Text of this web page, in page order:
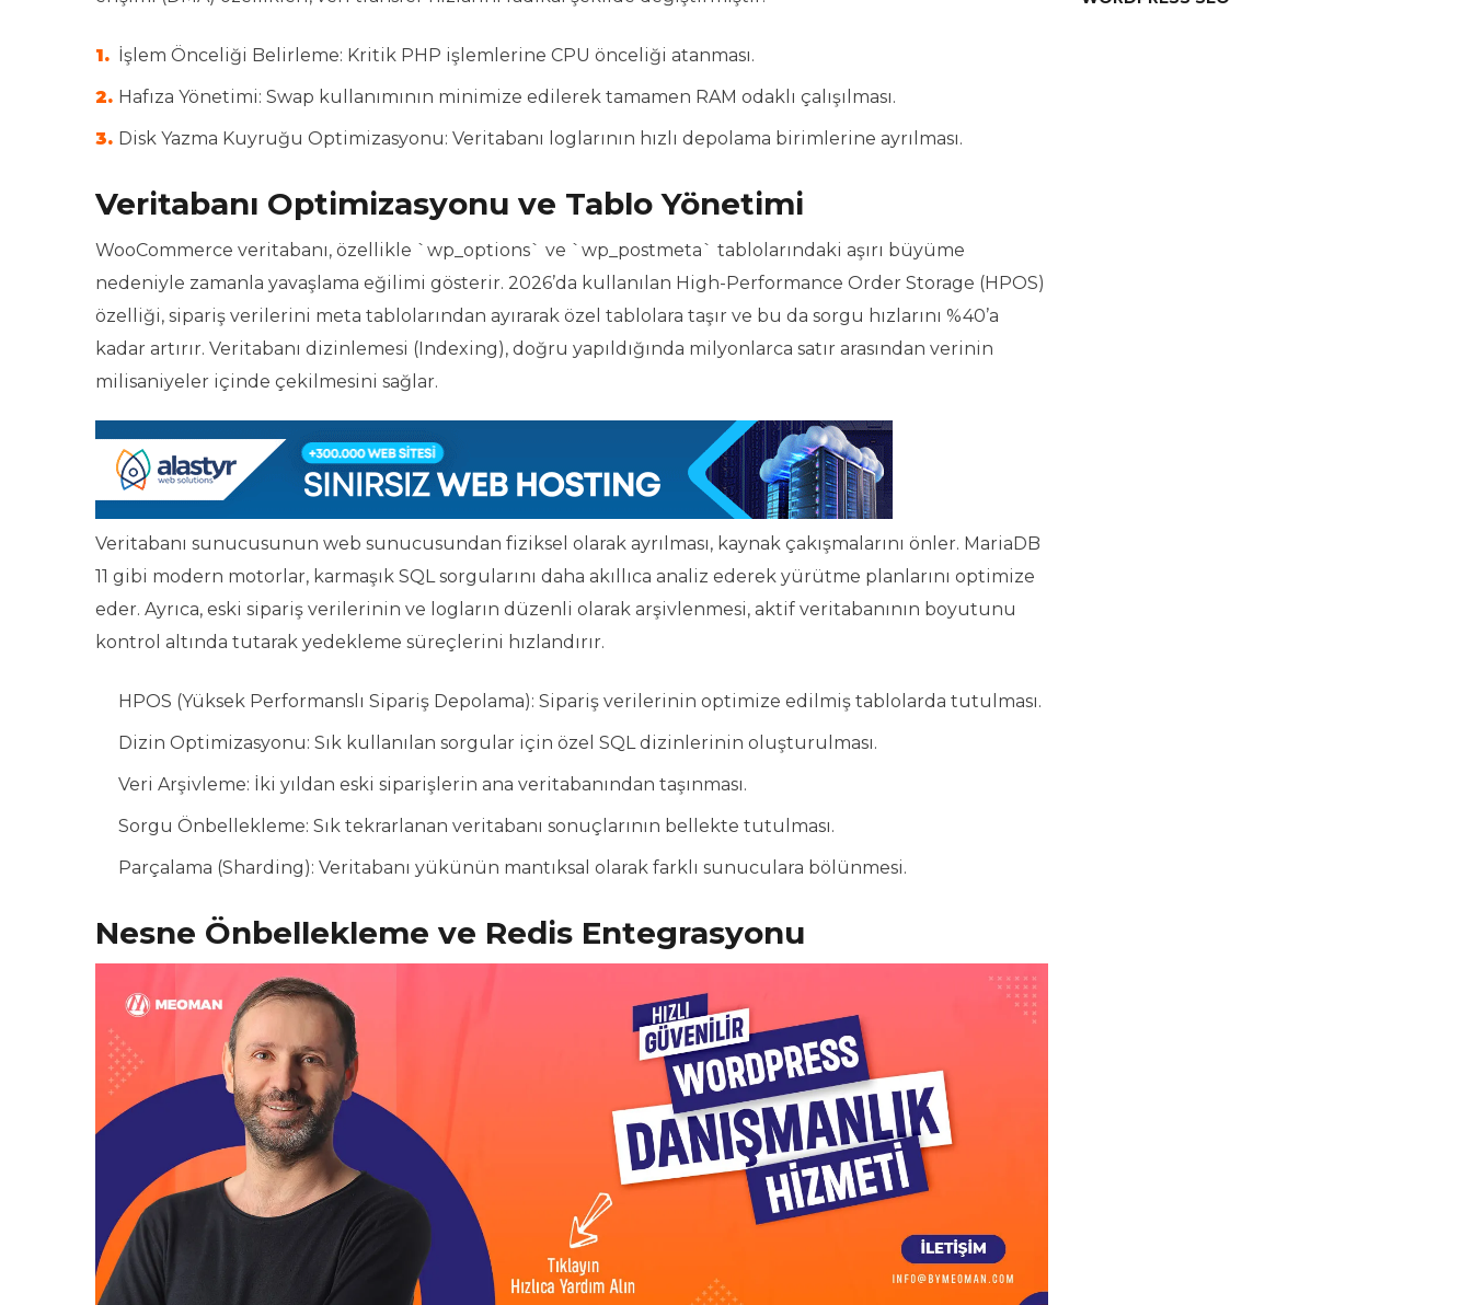
İşlem Önceliği Belirleme: Kritik PHP işlemlerine CPU önceliği atanması.
Hafıza Yönetimi: Swap kullanımının minimize edilerek tamamen RAM odaklı çalışılması.
Disk Yazma Kuyruğu Optimizasyonu: Veritabanı loglarının hızlı depolama birimlerine ayrılması.
Veritabanı Optimizasyonu ve Tablo Yönetimi
WooCommerce veritabanı, özellikle `wp_options` ve `wp_postmeta` tablolarındaki aşırı büyüme
nedeniyle zamanla yavaşlama eğilimi gösterir. 2026’da kullanılan High-Performance Order Storage (HPOS)
özelliği, sipariş verilerini meta tablolarından ayırarak özel tablolara taşır ve bu da sorgu hızlarını %40’a
kadar artırır. Veritabanı dizinlemesi (Indexing), doğru yapıldığında milyonlarca satır arasından verinin
milisaniyeler içinde çekilmesini sağlar.
Veritabanı sunucusunun web sunucusundan fiziksel olarak ayrılması, kaynak çakışmalarını önler. MariaDB
11 gibi modern motorlar, karmaşık SQL sorgularını daha akıllıca analiz ederek yürütme planlarını optimize
eder. Ayrıca, eski sipariş verilerinin ve logların düzenli olarak arşivlenmesi, aktif veritabanının boyutunu
kontrol altında tutarak yedekleme süreçlerini hızlandırır.
HPOS (Yüksek Performanslı Sipariş Depolama): Sipariş verilerinin optimize edilmiş tablolarda tutulması.
Dizin Optimizasyonu: Sık kullanılan sorgular için özel SQL dizinlerinin oluşturulması.
Veri Arşivleme: İki yıldan eski siparişlerin ana veritabanından taşınması.
Sorgu Önbellekleme: Sık tekrarlanan veritabanı sonuçlarının bellekte tutulması.
Parçalama (Sharding): Veritabanı yükünün mantıksal olarak farklı sunuculara bölünmesi.
Nesne Önbellekleme ve Redis Entegrasyonu